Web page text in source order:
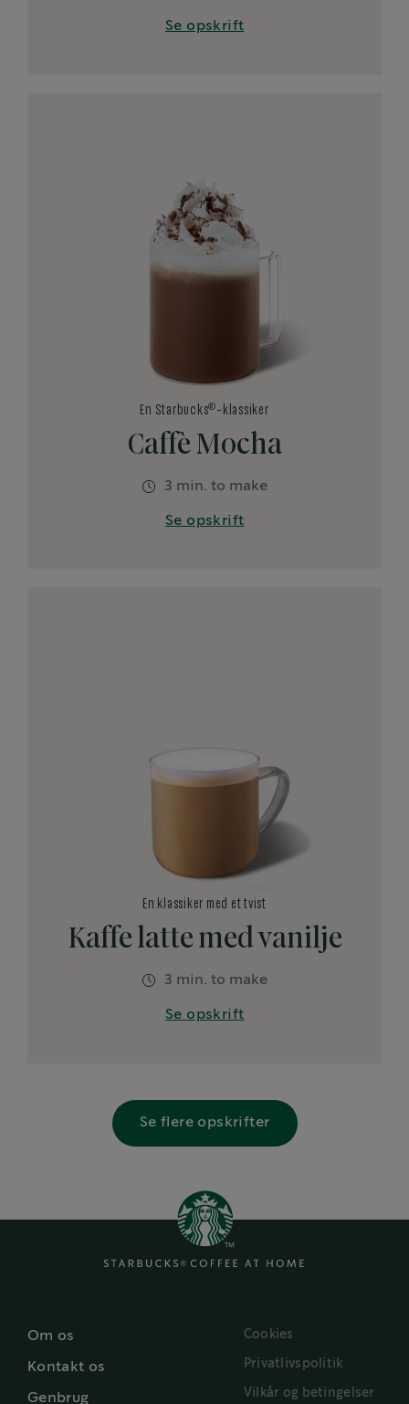
Se opskrift
Caffè Mocha
En Starbucks® -klassiker
3 min. to make
Se opskrift
Kaffe latte med vanilje
En klassiker med et tvist
3 min. to make
Se opskrift
Se flere opskrifter
Om os
Kontakt os
Genbrug
Cookies
Privatlivspolitik
Vilkår og betingelser